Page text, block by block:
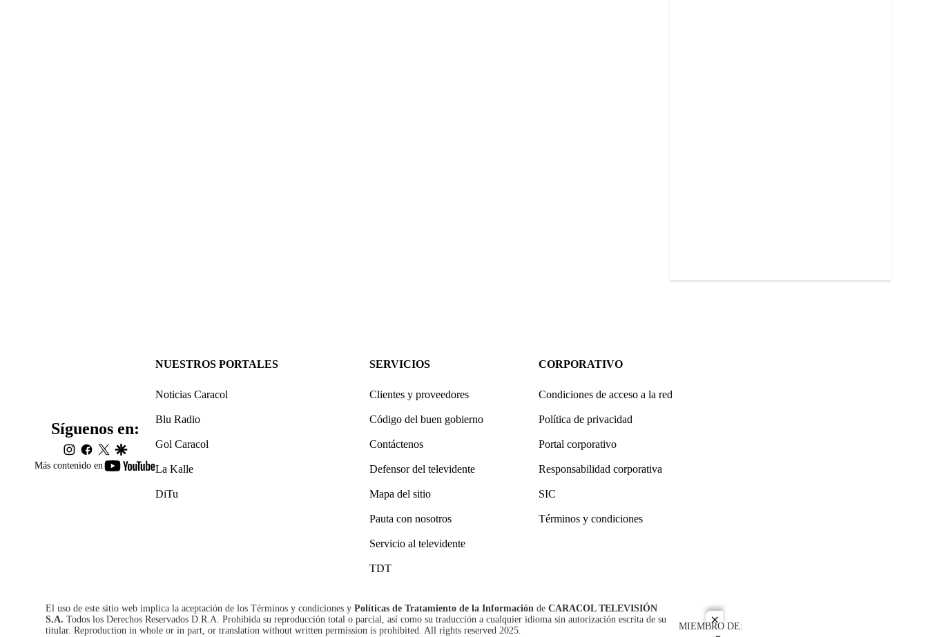
close
Más contenido en
youtube-
Síguenos en:
instagram
facebook
twittergoogle
NUESTROS PORTALES
Noticias Caracol
Blu Radio
Gol Caracol
La Kalle
DiTu
SERVICIOS
Clientes y proveedores
Código del buen gobierno
Contáctenos
Defensor del televidente
Mapa del sitio
Pauta con nosotros
Servicio al televidente
TDT
CORPORATIVO
Condiciones de acceso a la red
Política de privacidad
Portal corporativo
Responsabilidad corporativa
SIC
Términos y condiciones
El uso de este sitio web implica la aceptación de los Términos y condiciones y Políticas de Tratamiento de la Información de CARACOL TELEVISIÓN
S.A. Todos los Derechos Reservados D.R.A. Prohibida su reproducción total o parcial, así como su traducción a cualquier idioma sin autorización escrita de su
titular. Reproduction in whole or in part, or translation without written permission is prohibited. All rights reserved 2025.
MIEMBRO DE: